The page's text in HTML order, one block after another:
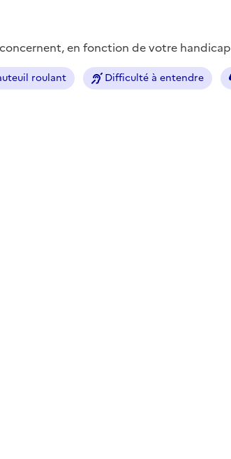
en fonction de votre handicap
roulant Difficulté à entendre